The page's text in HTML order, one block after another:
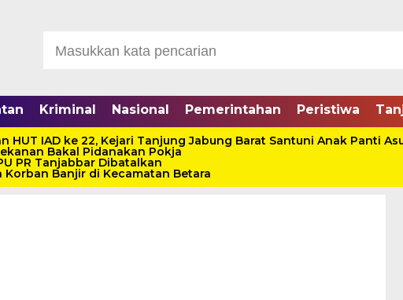
Kriminal Nasional Pemerintahan Peristiwa
HUT IAD ke 22, Kejari Tanjung Jabung Barat Santuni Anak Panti
Bakal Pidanakan Pokja
PR Tanjabbar Dibatalkan
Banjir di Kecamatan Betara